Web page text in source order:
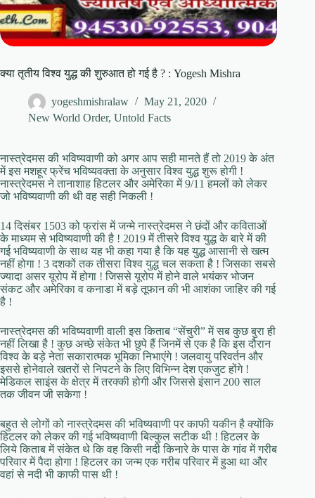
क्या तृतीय विश्व युद्ध की शुरुआत हो गई है ? : Yogesh Mishra
yogeshmishralaw
May 21, 2020
New World Order, Untold Facts
नास्त्रेदमस की भविष्यवाणी को अगर आप सही मानते हैं तो 2019 के अंत
में इस मशहूर फ्रेंच भविष्यवक्ता के अनुसार विश्व युद्ध शुरू होगी !
नास्त्रेदमस ने तानाशाह हिटलर और अमेरिका में 9/11 हमलों को लेकर
जो भविष्यवाणी की थी वह सही निकली !
14 दिसंबर 1503 को फ्रांस में जन्मे नास्त्रेदमस ने छंदों और कविताओं
के माध्यम से भविष्यवाणी की है ! 2019 में तीसरे विश्व युद्ध के बारे में की
गई भविष्यवाणी के साथ यह भी कहा गया है कि यह युद्ध आसानी से खत्म
नहीं होगा ! 3 दशकों तक तीसरा विश्व युद्ध चल सकता है ! जिसका सबसे
ज्यादा असर यूरोप में होगा ! जिससे यूरोप में होने वाले भयंकर भोजन
संकट और अमेरिका व कनाडा में बड़े तूफान की भी आशंका जाहिर की गई
है !
नास्त्रेदमस की भविष्यवाणी वाली इस किताब “सेंचुरी” में सब कुछ बुरा ही
नहीं लिखा है ! कुछ अच्छे संकेत भी छुपे हैं जिनमें से एक है कि इस दौरान
विश्व के बड़े नेता सकारात्मक भूमिका निभाएंगे ! जलवायु परिवर्तन और
इससे होनेवाले खतरों से निपटने के लिए विभिन्न देश एकजुट होंगे !
मेडिकल साइंस के क्षेत्र में तरक्की होगी और जिससे इंसान 200 साल
तक जीवन जी सकेगा !
बहुत से लोगों को नास्त्रेदमस की भविष्यवाणी पर काफी यकीन है क्योंकि
हिटलर को लेकर की गई भविष्यवाणी बिल्कुल सटीक थी ! हिटलर के
लिये किताब में संकेत थे कि वह किसी नदी किनारे के पास के गांव में गरीब
परिवार में पैदा होगा ! हिटलर का जन्म एक गरीब परिवार में हुआ था और
वहां से नदी भी काफी पास थी !